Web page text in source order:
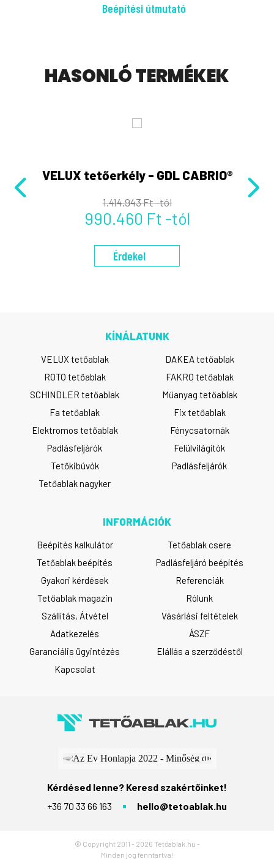
Beépítési útmutató
HASONLÓ TERMÉKEK
VELUX tetőerkély - GDL CABRIO®
1.414.943 Ft -tól
990.460 Ft -tól
Érdekel
KÍNÁLATUNK
VELUX tetőablak
DAKEA tetőablak
ROTO tetőablak
FAKRO tetőablak
SCHINDLER tetőablak
Műanyag tetőablak
Fa tetőablak
Fix tetőablak
Elektromos tetőablak
Fénycsatornák
Padlásfeljárók
Felülvilágítók
Tetőkibúvók
Padlásfeljárók
Tetőablak nagyker
INFORMÁCIÓK
Beépítés kalkulátor
Tetőablak csere
Tetőablak beépítés
Padlásfeljáró beépítés
Gyakori kérdések
Referenciák
Tetőablak magazin
Rólunk
Szállítás, Átvétel
Vásárlási feltételek
Adatkezelés
ÁSZF
Garanciális ügyintézés
Elállás a szerződéstől
Kapcsolat
Kérdésed lenne? Keresd szakértőinket!
+36 70 33 66 163
hello@tetoablak.hu
© Copyright 2011 - 2026 Tétőablak.hu -
Minden jog fenntartva!